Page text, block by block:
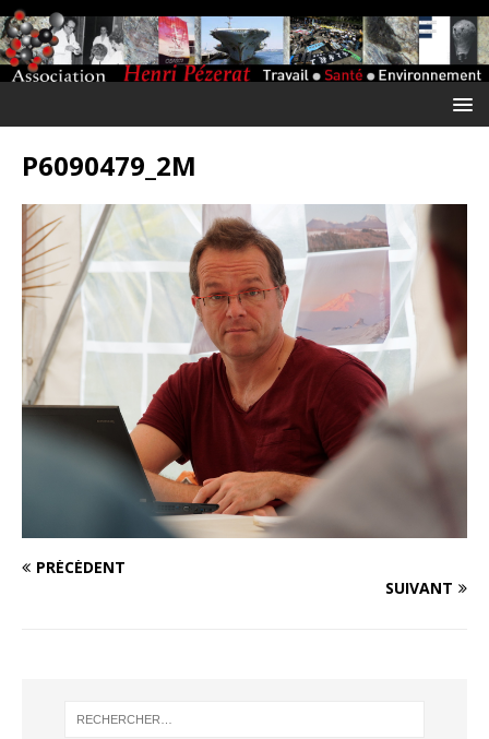
P6090479_2M
PRÉCÉDENT
SUIVANT